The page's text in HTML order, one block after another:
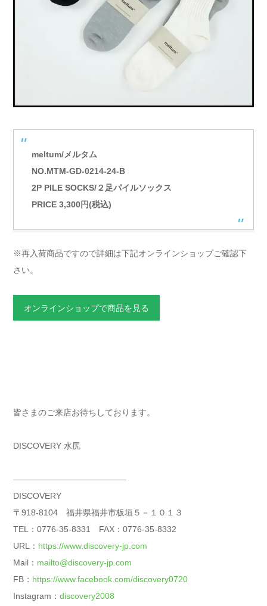
meltum/メルタム
NO.MTM-GD-0214-24-B
2P PILE SOCKS/２足パイルソックス
PRICE 3,300円(税込)
※再入荷商品ですので詳細は下記オンラインショップご確認下
さい。
オンラインショップで商品を見る
皆さまのご来店お待ちしております。
DISCOVERY 水尻
—————————————–
DISCOVERY
〒918-8104 福井県福井市板垣５－１０１３
TEL：0776-35-8331 FAX：0776-35-8332
URL： https://www.discovery-jp.com
Mail： mailto@discovery-jp.com
FB： https://www.facebook.com/discovery0720
Instagram： discovery2008